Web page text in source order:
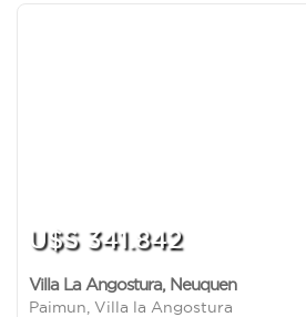
U$S 341.842
Villa La Angostura, Neuquen
Paimun, Villa la Angostura